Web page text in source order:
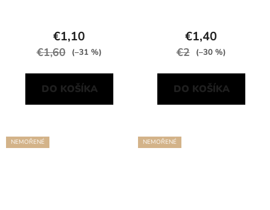
€1,10
€1,60 (–31 %)
DO KOŠÍKA
€1,40
€2 (–30 %)
DO KOŠÍKA
NEMOŘENÉ NEMOŘENÉ